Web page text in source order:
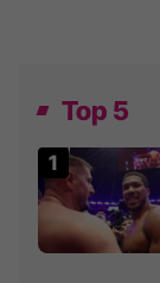
Top 5